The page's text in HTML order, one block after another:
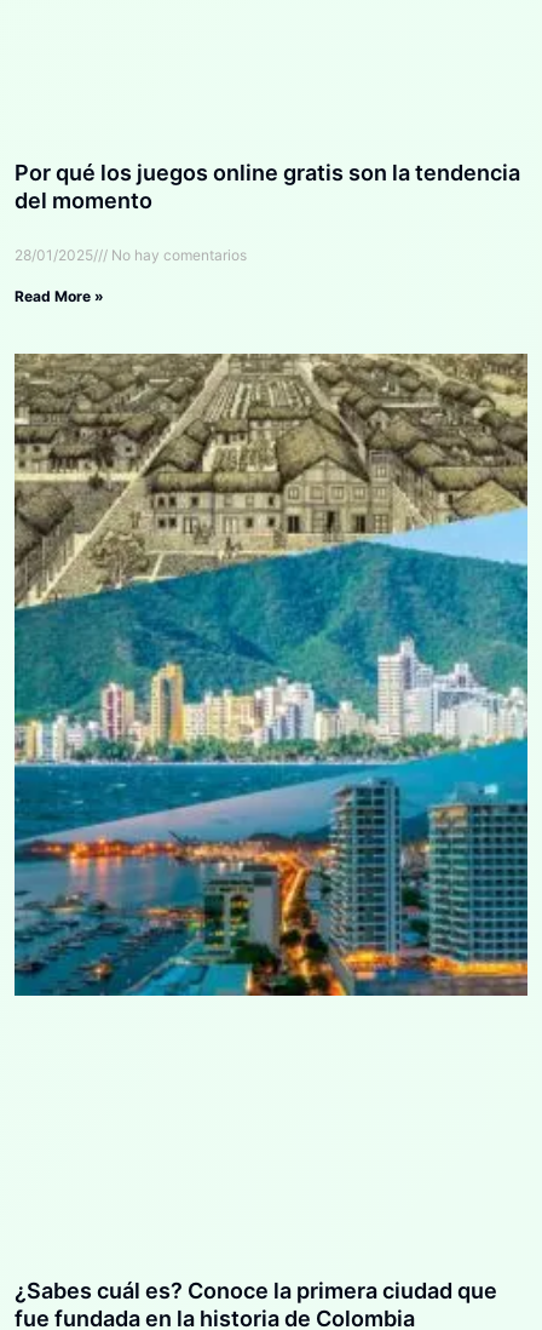
Por qué los juegos online gratis son la tendencia
del momento
28/01/2025 No hay comentarios
Read More »
¿Sabes cuál es? Conoce la primera ciudad que
fue fundada en la historia de Colombia